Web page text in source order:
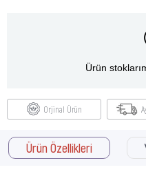
Ürün
Orjinal Ürün
Ürün Özellikleri